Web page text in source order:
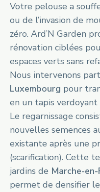
Votre pelouse a
ou de l’invasion de
zéro. Ard’N Garden
rénovation ciblées
espaces verts sans
Nous intervenons
Luxembourg pour
en un tapis
Le regarnissage
nouvelles semences
existante après une
(scarification). Cette
jardins de Marche-en-
permet de densifier